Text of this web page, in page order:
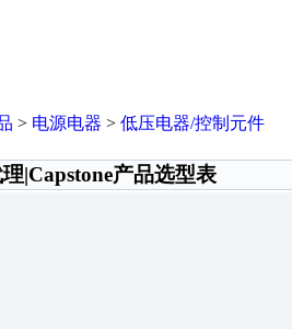
> 电源电器 > 低压电器/控制元件
|Capstone产品选型表